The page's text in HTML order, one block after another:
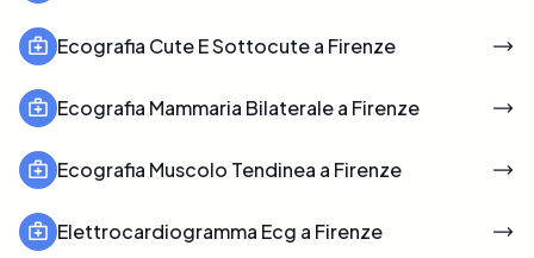
Ecografia Cute E Sottocute a Firenze
Ecografia Mammaria Bilaterale a Firenze
Ecografia Muscolo Tendinea a Firenze
Elettrocardiogramma Ecg a Firenze